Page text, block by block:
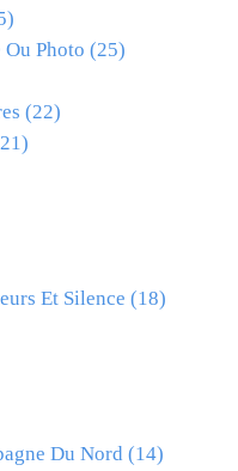
Photo (25)
(22)
Et Silence (18)
Du Nord (14)